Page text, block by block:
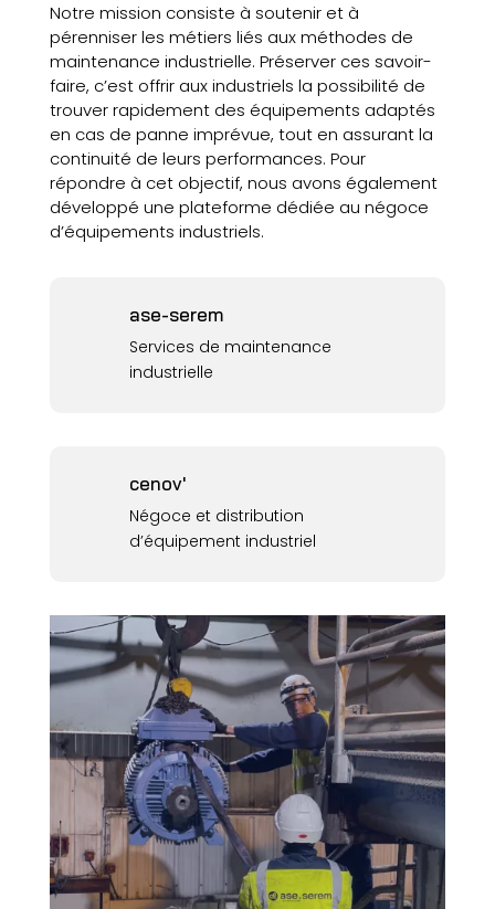
Notre mission consiste à soutenir et à
pérenniser les métiers liés aux méthodes de
maintenance industrielle. Préserver ces savoir-
faire, c’est offrir aux industriels la possibilité de
trouver rapidement des équipements adaptés
en cas de panne imprévue, tout en assurant la
continuité de leurs performances. Pour
répondre à cet objectif, nous avons également
développé une plateforme dédiée au négoce
d’équipements industriels.
ase-serem
Services de maintenance
industrielle
cenov'
Négoce et distribution
d’équipement industriel